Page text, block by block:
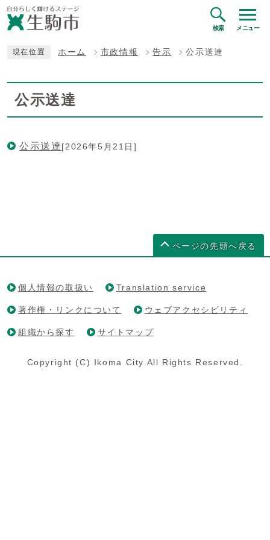
検索 メニュー
現在位置 ホーム 市政情報 告示 公示送達
公示送達
公示送達[2026年5月21日]
ページの先頭へ戻る
個人情報の取扱い Translation service
著作権・リンクについて ウェブアクセシビリティ
組織から探す サイトマップ
Copyright (C) Ikoma City All Rights Reserved.